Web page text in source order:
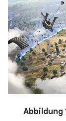
Abbildung